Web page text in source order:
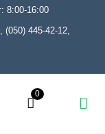
8:00-16:00
, (050) 445-42-12,
0